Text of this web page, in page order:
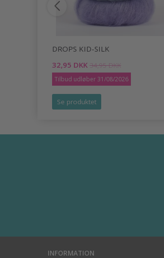
DROPS KID-SILK
32,95 DKK 34,95 DKK
Tilbud udløber 31/08/2026
Se produktet
INFORMATION